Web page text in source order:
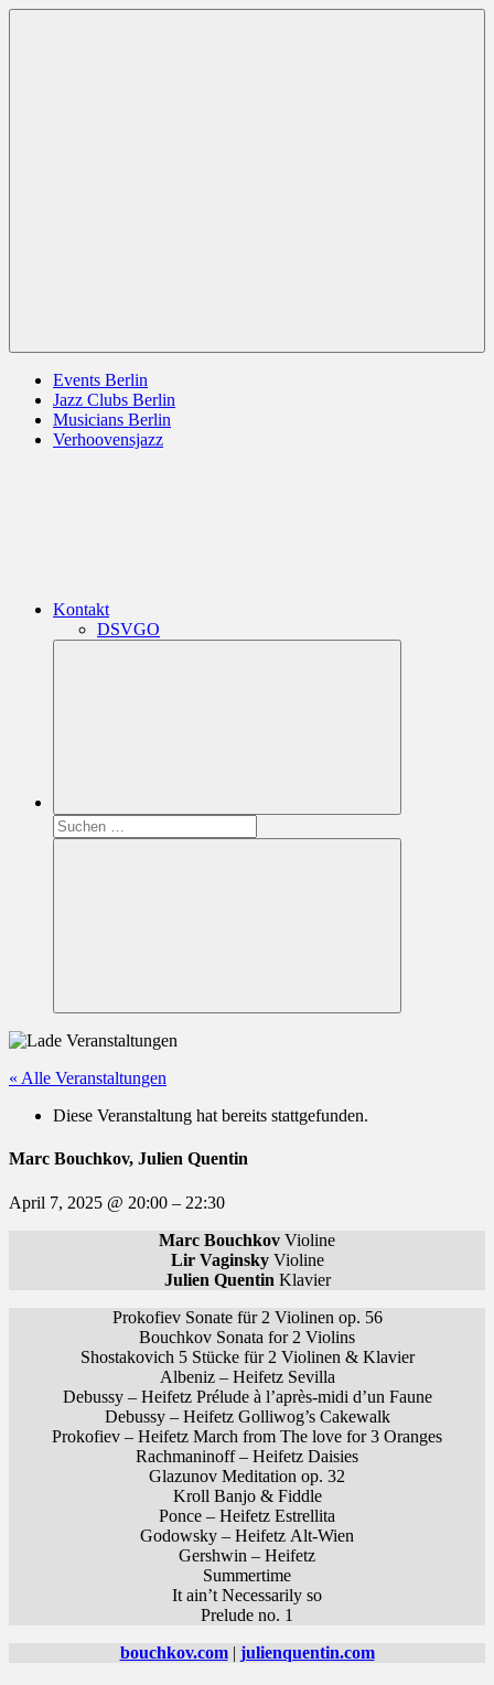
Zum
Events Berlin
Jazz Clubs Berlin
Musicians Berlin
Verhoovensjazz
Kontakt
DSVGO
Suchen
nach:
Suchen
« Alle Veranstaltungen
Diese Veranstaltung hat bereits stattgefunden.
Marc Bouchkov, Julien Quentin
April 7, 2025 @ 20:00 – 22:30
Marc Bouchkov Violine
Lir VaginskyVioline
Julien Quentin Klavier
Prokofiev Sonate für 2 Violinen op. 56
Bouchkov Sonata for 2 Violins
Shostakovich 5 Stücke für 2 Violinen & Klavier
Albeniz – Heifetz Sevilla
Debussy – Heifetz Prélude à l’après-midi d’un Faune
Debussy – Heifetz Golliwog’s Cakewalk
Prokofiev – Heifetz March from The love for 3 Oranges
Rachmaninoff – Heifetz Daisies
Glazunov Meditation op. 32
Kroll Banjo & Fiddle
Ponce – Heifetz Estrellita
Godowsky – Heifetz Alt-Wien
Gershwin – Heifetz
Summertime
It ain’t Necessarily so
Prelude no. 1
bouchkov.com| julienquentin.com